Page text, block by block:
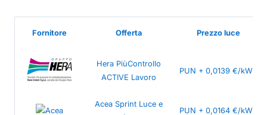
Fornitore Offerta Prezzo luce
Hera PiùControllo
ACTIVE Lavoro
PUN + 0,0139 €/kWh
Acea Sprint Luce e
PUN + 0,0164 €/kWh